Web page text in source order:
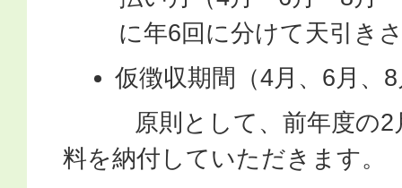
に年6回に分けて天引き
仮徴収期間（4月、6月、
原則として、前年度の2
料を納付していただきます。